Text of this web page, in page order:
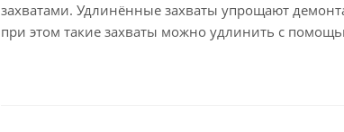
захватами. Удлинённые захваты упрощают
при этом такие захваты можно удлинить с